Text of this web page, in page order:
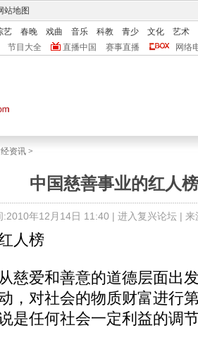
站地图
艺 春晚 戏曲 音乐 科教 青少 文化
艺术
节目大全 直播中国 赛事直播 网络
资讯 >
中国慈善事业的红人榜
:2010年12月14日 11:40 | 进入复兴论坛| 来
人榜
爱和善意的道德层面出
，对社会的物质财富进行
是任何社会一定利益的调